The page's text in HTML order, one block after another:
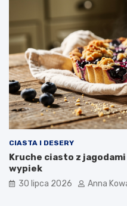
CIASTA I DESERY
Kruche ciasto z
wypiek
30 lipca 2026 Anna